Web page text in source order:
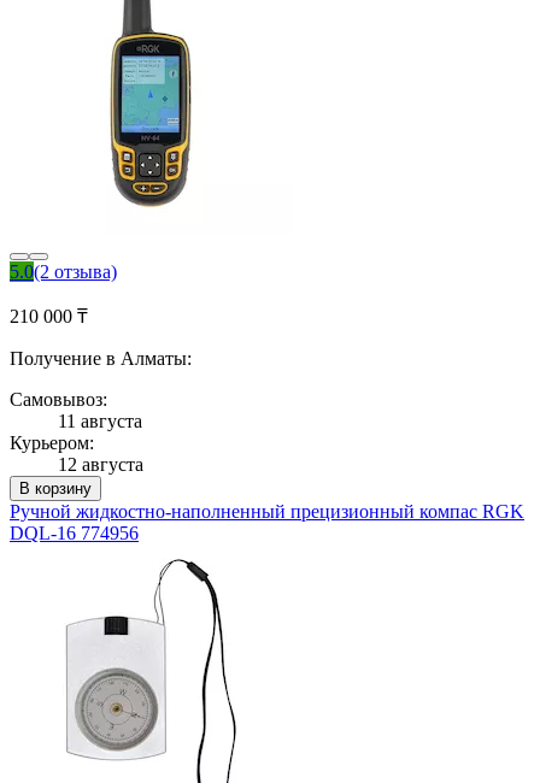
5.0(2 отзыва)
210 000 ₸
Получение в Алматы:
Самовывоз:
11 августа
Курьером:
12 августа
В корзину
Ручной жидкостно-наполненный прецизионный компас RGK
DQL-16 774956